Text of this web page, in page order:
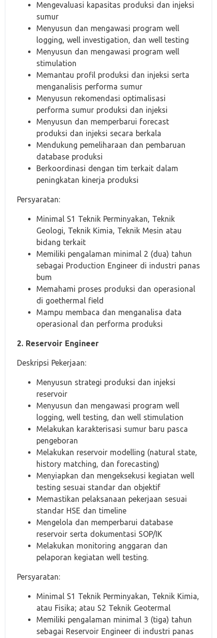
Mengevaluasi kapasitas produksi dan injeksi
sumur
Menyusun dan mengawasi program well
logging, well investigation, dan well testing
Menyusun dan mengawasi program well
stimulation
Memantau profil produksi dan injeksi serta
menganalisis performa sumur
Menyusun rekomendasi optimalisasi
performa sumur produksi dan injeksi
Menyusun dan memperbarui forecast
produksi dan injeksi secara berkala
Mendukung pemeliharaan dan pembaruan
database produksi
Berkoordinasi dengan tim terkait dalam
peningkatan kinerja produksi
Persyaratan:
Minimal S1 Teknik Perminyakan, Teknik
Geologi, Teknik Kimia, Teknik Mesin atau
bidang terkait
Memiliki pengalaman minimal 2 (dua) tahun
sebagai Production Engineer di industri panas
bum
Memahami proses produksi dan operasional
di goethermal field
Mampu membaca dan menganalisa data
operasional dan performa produksi
2. Reservoir Engineer
Deskripsi Pekerjaan:
Menyusun strategi produksi dan injeksi
reservoir
Menyusun dan mengawasi program well
logging, well testing, dan well stimulation
Melakukan karakterisasi sumur baru pasca
pengeboran
Melakukan reservoir modelling (natural state,
history matching, dan forecasting)
Menyiapkan dan mengeksekusi kegiatan well
testing sesuai standar dan objektif
Memastikan pelaksanaan pekerjaan sesuai
standar HSE dan timeline
Mengelola dan memperbarui database
reservoir serta dokumentasi SOP/IK
Melakukan monitoring anggaran dan
pelaporan kegiatan well testing.
Persyaratan:
Minimal S1 Teknik Perminyakan, Teknik Kimia,
atau Fisika; atau S2 Teknik Geotermal
Memiliki pengalaman minimal 3 (tiga) tahun
sebagai Reservoir Engineer di industri panas